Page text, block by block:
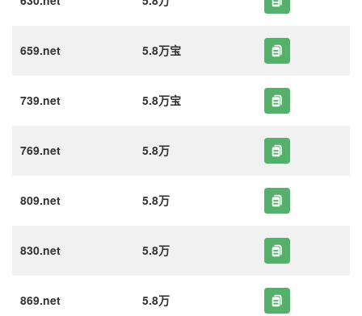
659.net 5.8万宝
739.net 5.8万宝
769.net 5.8万
809.net 5.8万
830.net 5.8万
869.net 5.8万